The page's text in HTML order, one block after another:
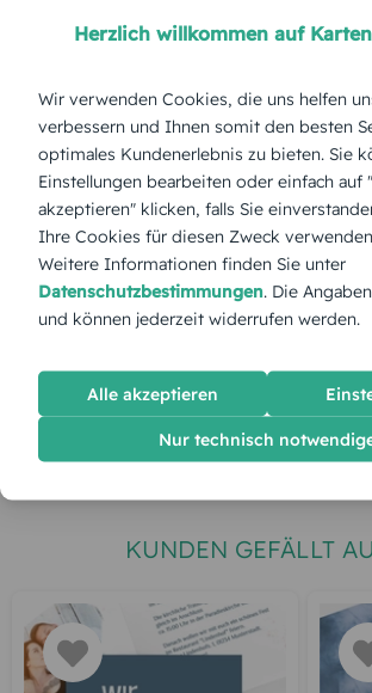
Menge:
Stückpreis: 1,55 €
Gesamtpreis: 38,75 € Inkl. MwSt. zzgl. Versand
Spätester Versandtermin Dienstag,
jetzt gestalten
KUNDEN GEFÄLLT
Herzlich willkommen auf
Wir verwenden Cookies, die uns helfen
verbessern und Ihnen somit den besten
optimales Kundenerlebnis zu bieten. Sie
Einstellungen bearbeiten oder einfach auf
akzeptieren" klicken, falls Sie
Ihre Cookies für diesen Zweck
Weitere Informationen finden Sie unter
Datenschutzbestimmungen. Die
und können jederzeit widerrufen werden.
Alle akzeptieren
Nur technisch